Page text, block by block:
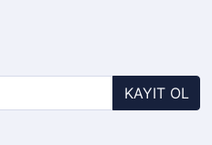
KAYIT OL